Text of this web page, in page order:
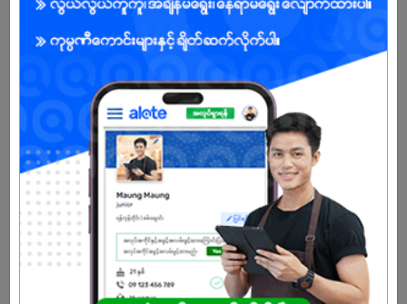
Already Expired
REGISTER NOW!
More Similar Jobs
Customer Service Assistant
Billionaire United Co.,ltd
Tamwe | Yangon
Customer Service Assistant
ArYu International Healthcare Co.,Ltd
Tamwe | Yangon